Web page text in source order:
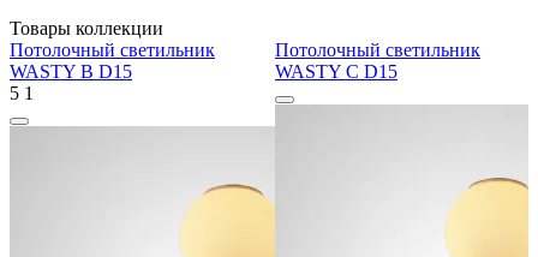
Товары коллекции
Потолочный светильник
WASTY B D15
5 1
Потолочный светильник
WASTY C D15